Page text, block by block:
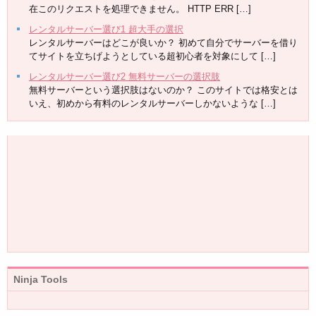
在このリクエストを処理できません。 HTTP ERR […]
レンタルサーバー選び1 超大手の選択
レンタルサーバーはどこが良いか？ 初めて自分でサーバーを借り
てサイトを立ちげようとしている超初心者を対象にして […]
レンタルサーバー選び2 無料サーバーの選択肢
無料サーバーという選択肢はないのか？ このサイトでは格安とは
いえ、初めから有料のレンタルサーバーしかないような […]
Ninja Tools